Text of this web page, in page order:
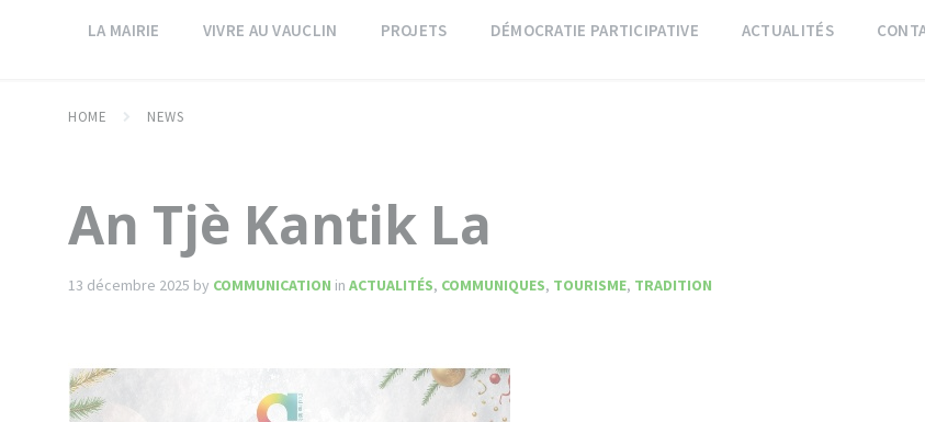
LA MAIRIE VIVRE AU VAUCLIN PROJETS DÉMOCRATIE PARTICIPATIVE ACTUALITÉS
HOME NEWS
An Tjè Kantik La
13 décembre 2025 by COMMUNICATION in ACTUALITÉS, COMMUNIQUES, TOURISME, TRADITION